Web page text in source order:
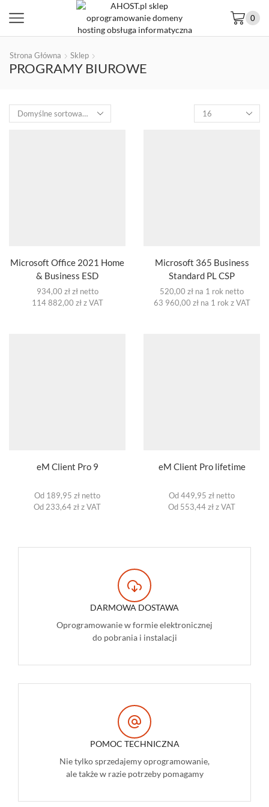
0
Strona Główna Sklep
PROGRAMY BIUROWE
Microsoft Office 2021 Home
& Business ESD
934,00 złzł netto
114 882,00 złz VAT
Microsoft 365 Business
Standard PL CSP
520,00 zł na 1 rok netto
63 960,00 złna 1 rok z VAT
eM Client Pro 9
Od 189,95 zł netto
Od 233,64 zł z VAT
eM Client Pro lifetime
Od 449,95 zł netto
Od 553,44 zł z VAT
DARMOWA DOSTAWA
Oprogramowanie w formie elektronicznej
do pobrania i instalacji
POMOC TECHNICZNA
Nie tylko sprzedajemy oprogramowanie,
ale także w razie potrzeby pomagamy